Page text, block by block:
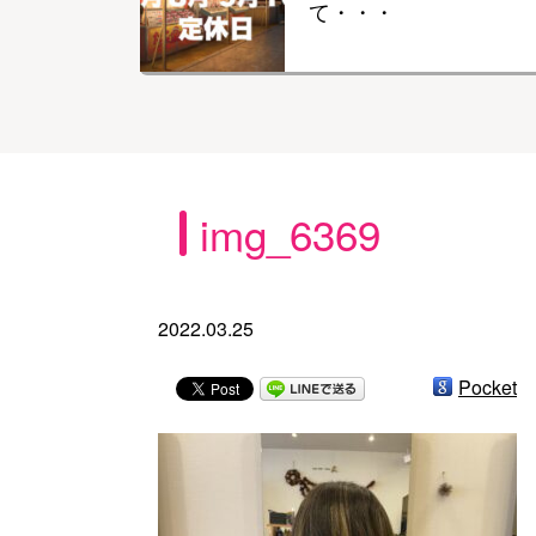
て・・・
img_6369
2022.03.25
Pocket